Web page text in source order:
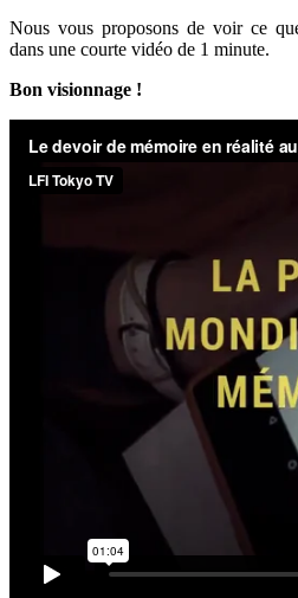
Nous vous proposons de voir ce
dans une courte vidéo de 1 minute.
Bon visionnage !